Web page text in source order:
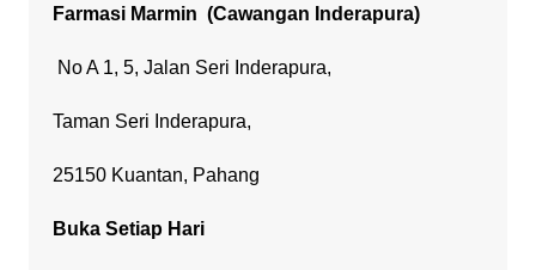
Farmasi Marmin (Cawangan Inderapura)
No A 1, 5, Jalan Seri Inderapura,
Taman Seri Inderapura,
25150 Kuantan, Pahang
Buka Setiap Hari